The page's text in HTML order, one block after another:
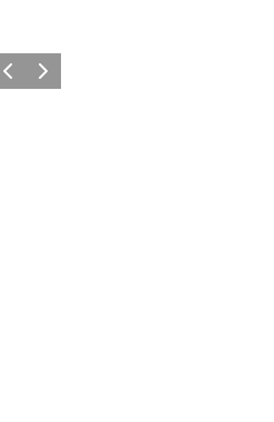
ForrigeNæste